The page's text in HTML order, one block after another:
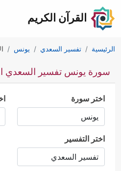
القرآن الكريم
الرئيسية تفسير السعدي يونس
سورة يونس تفسير السعدي
اختر سورة
اختر التفسير